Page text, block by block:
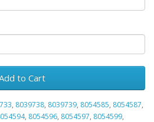
to Cart
, 8039738, 8039739, 8054585, 8054587,
, 8054596, 8054597, 8054599,